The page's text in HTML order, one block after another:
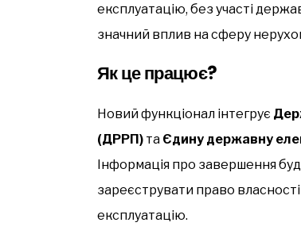
експлуатацію, без участі
значний вплив на сферу
Як це працює?
Новий функціонал інтегрує
(ДРРП) та Єдину державну
Інформація про завершення
зареєструвати право
експлуатацію.